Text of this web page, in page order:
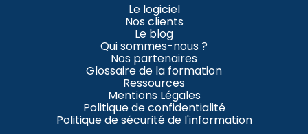
Le logiciel
Nos clients
Le blog
Qui sommes-nous ?
Nos partenaires
Glossaire de la formation
Ressources
Mentions Légales
Politique de confidentialité
Politique de sécurité de l'information